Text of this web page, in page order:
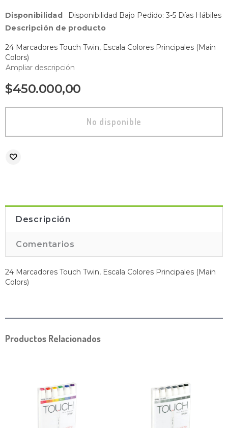
Disponibilidad
Disponibilidad Bajo Pedido: 3-5 Días Hábiles
Descripción de producto
24 Marcadores Touch Twin, Escala Colores Principales (Main
Colors)
Ampliar descripción
$450.000,00
Descripción
Comentarios
24 Marcadores Touch Twin, Escala Colores Principales (Main
Colors)
Productos Relacionados